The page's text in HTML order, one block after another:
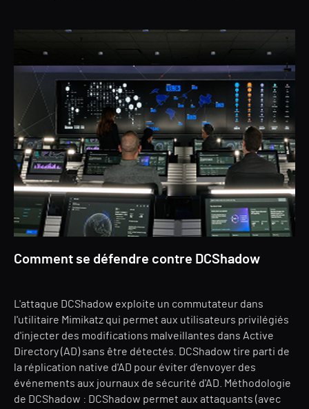
Comment se défendre contre DCShadow
L'attaque DCShadow exploite un commutateur dans
l'utilitaire Mimikatz qui permet aux utilisateurs privilégiés
d'injecter des modifications malveillantes dans Active
Directory (AD) sans être détectés. DCShadow tire parti de
la réplication native d'AD pour éviter d'envoyer des
événements aux journaux de sécurité d'AD. Méthodologie
de DCShadow : DCShadow permet aux attaquants (avec